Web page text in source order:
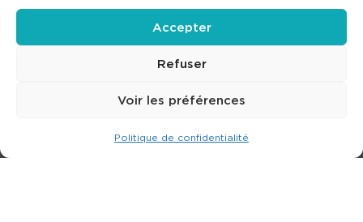
Accepter
Refuser
Voir les préférences
Politique de confidentialité